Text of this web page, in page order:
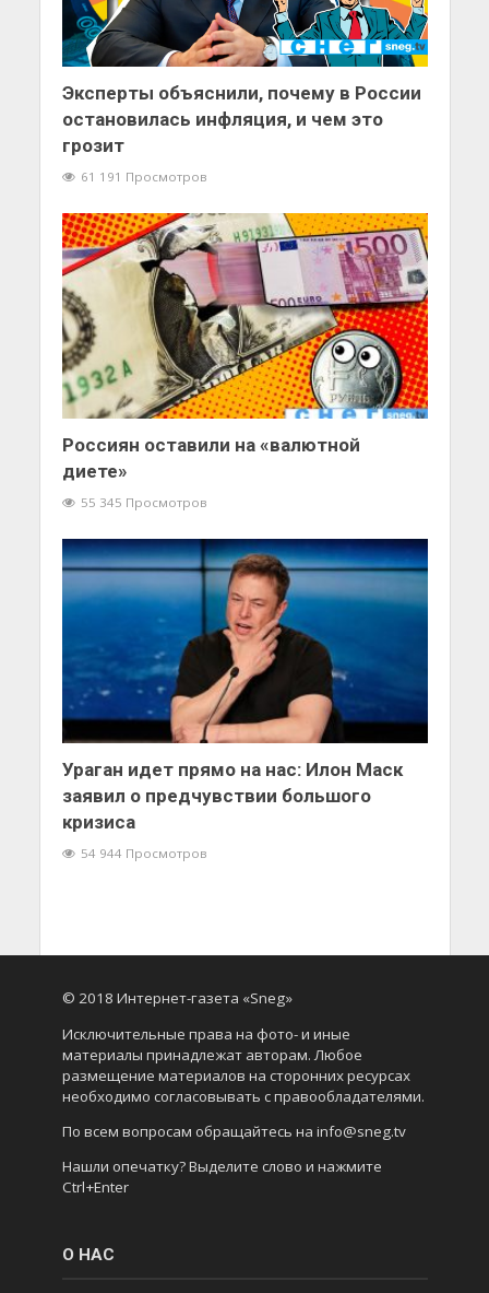
Эксперты объяснили, почему в России
остановилась инфляция, и чем это
грозит
61 191 Просмотров
Россиян оставили на «валютной
диете»
55 345 Просмотров
Ураган идет прямо на нас: Илон Маск
заявил о предчувствии большого
кризиса
54 944 Просмотров
© 2018 Интернет-газета «Sneg»
Исключительные права на фото- и иные
материалы принадлежат авторам. Любое
размещение материалов на сторонних ресурсах
необходимо согласовывать с правообладателями.
По всем вопросам обращайтесь на info@sneg.tv
Нашли опечатку? Выделите слово и нажмите
Ctrl+Enter
О НАС